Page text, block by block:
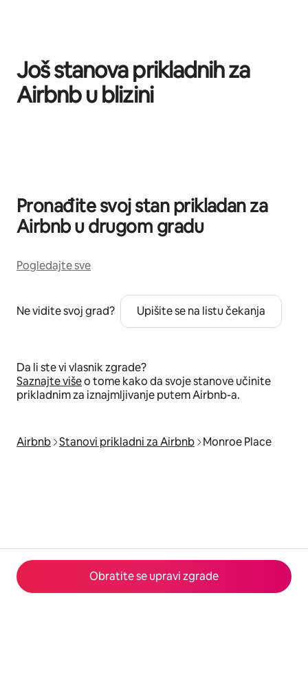
Obratite se upravi zgrade
Još stanova prikladnih za
Airbnb u blizini
Pronađite svoj stan prikladan za
Airbnb u drugom gradu
Pogledajte sve
Ne vidite svoj grad? Upišite se na listu čekanja
Da li ste vi vlasnik zgrade?
Saznajte višeo tome kako da svoje stanove učinite
prikladnim za iznajmljivanje putem Airbnb-a.
Airbnb Stanovi prikladni za Airbnb Monroe Place